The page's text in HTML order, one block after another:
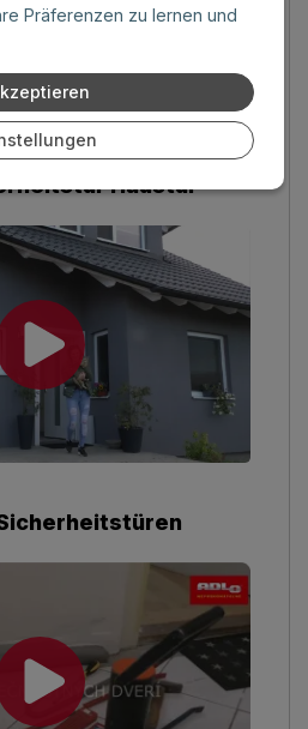
Präferenzen zu lernen und
Haustür